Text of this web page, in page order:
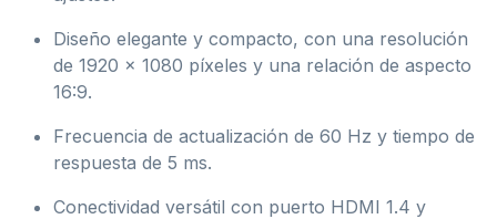
Diseño elegante y compacto, con una resolución
de 1920 x 1080 píxeles y una relación de aspecto
16:9.
Frecuencia de actualización de 60 Hz y tiempo de
respuesta de 5 ms.
Conectividad versátil con puerto HDMI 1.4 y